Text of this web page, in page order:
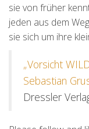
sie von früher
jeden aus dem
sie sich um ihre
„Vorsicht
Sebastian
Dressler